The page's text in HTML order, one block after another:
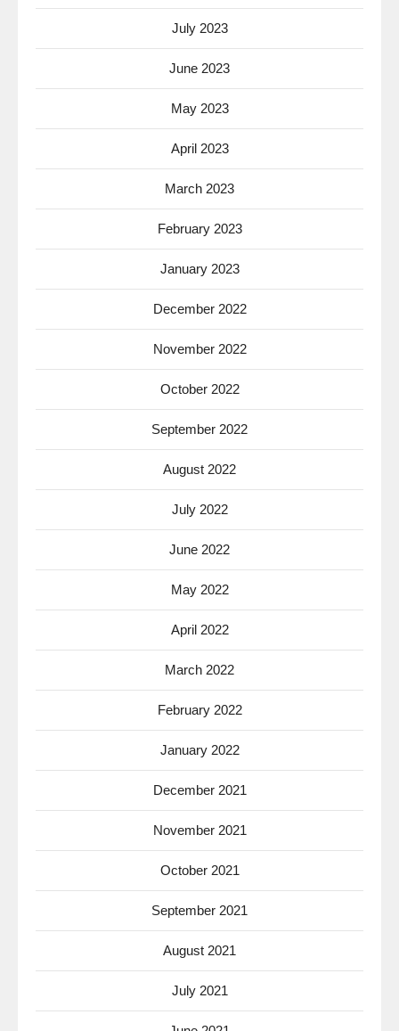
July 2023
June 2023
May 2023
April 2023
March 2023
February 2023
January 2023
December 2022
November 2022
October 2022
September 2022
August 2022
July 2022
June 2022
May 2022
April 2022
March 2022
February 2022
January 2022
December 2021
November 2021
October 2021
September 2021
August 2021
July 2021